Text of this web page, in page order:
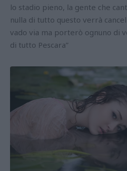
lo stadio pieno, la gente che
nulla di tutto questo verrà
vado via ma porterò ognuno di
di tutto Pescara”